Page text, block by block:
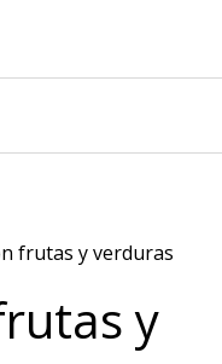
frutas y verduras
y